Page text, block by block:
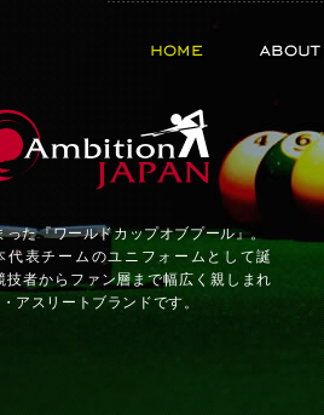
た『ワールドカップオブプール』。
代表チームのユニフォームとして誕
技者からファン層まで幅広く親しまれ
アスリートブランドです。